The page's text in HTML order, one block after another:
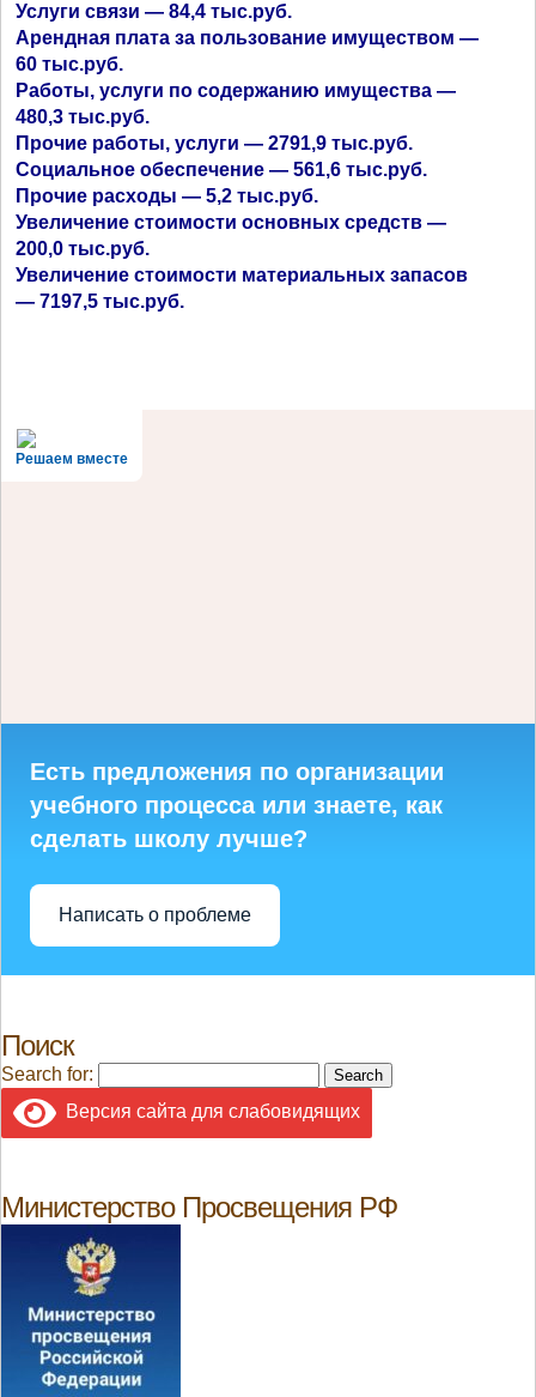
Услуги связи — 84,4 тыс.руб.
Арендная плата за пользование имуществом —
60 тыс.руб.
Работы, услуги по содержанию имущества —
480,3 тыс.руб.
Прочие работы, услуги — 2791,9 тыс.руб.
Социальное обеспечение — 561,6 тыс.руб.
Прочие расходы — 5,2 тыс.руб.
Увеличение стоимости основных средств —
200,0 тыс.руб.
Увеличение стоимости материальных запасов
— 7197,5 тыс.руб.
Решаем вместе
Есть предложения по организации
учебного процесса или знаете, как
сделать школу лучше?
Написать о проблеме
Поиск
Search for:
Версия сайта для слабовидящих
Министерство Просвещения РФ